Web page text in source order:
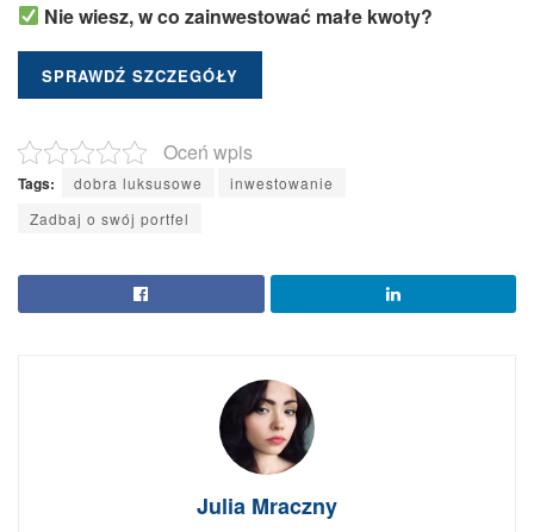
Nie wiesz, w co zainwestować małe kwoty?
SPRAWDŹ SZCZEGÓŁY
Oceń wpis
Tags: dobra luksusowe
inwestowanie
Zadbaj o swój portfel
Julia Mraczny